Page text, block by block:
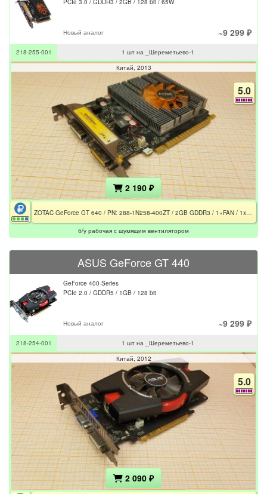
PCIe 3.0 / GDDR3 / 2GB / 128 bit / 65W
Новый аналог ~9 299 ₽
218-255-001
1 шт на _Шереметьево-1
Китай 2013
5.0
2 190 ₽
б/у рабочая с шумящим вентилятором
ASUS GeForce GT 440
GeForce 400-Series
PCIe 2.0 / GDDR5 / 1GB / 128 bit
Новый аналог ~9 299 ₽
218-254-001
1 шт на _Шереметьево-1
Китай 2012
5.0
2 090 ₽